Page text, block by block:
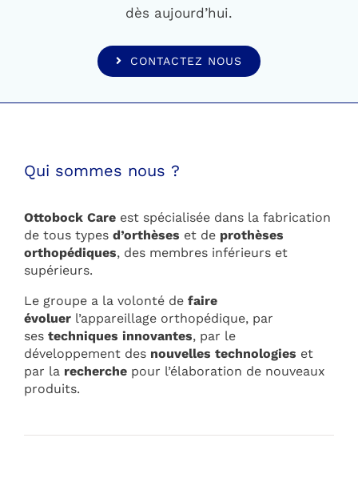
dès aujourd’hui.
CONTACTEZ NOUS
Qui sommes nous ?
Ottobock Careest spécialisée dans la fabrication
de tous types d’orthèses et de prothèses
orthopédiques, des membres inférieurs et
supérieurs.
Le groupe a la volonté de faire
évoluerl’appareillage orthopédique, par
ses techniques innovantes, par le
développement des nouvelles technologies et
par la recherchepour l’élaboration de nouveaux
produits.